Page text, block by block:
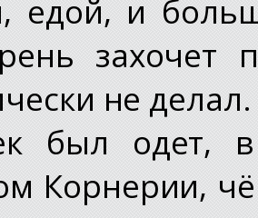
едой, и
захочет
не делал.
был одет,
Корнерии,